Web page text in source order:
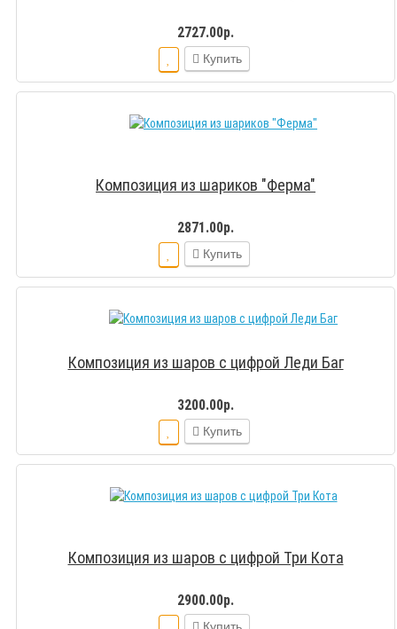
2727.00р.
Купить
Композиция из шариков "Ферма"
2871.00р.
Купить
Композиция из шаров с цифрой Леди Баг
3200.00р.
Купить
Композиция из шаров с цифрой Три Кота
2900.00р.